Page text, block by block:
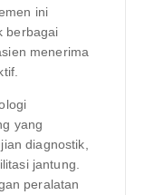
ini
berbagai
menerima
yang
diagnostik,
jantung.
peralatan